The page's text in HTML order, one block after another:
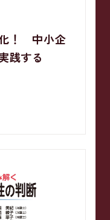
！ 中小企
践する